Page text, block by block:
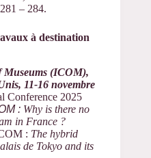
– 284.
à destination
(ICOM),
11-16 novembre
Conference 2025
: Why is there no
in France ?
: The hybrid
de Tokyo and its